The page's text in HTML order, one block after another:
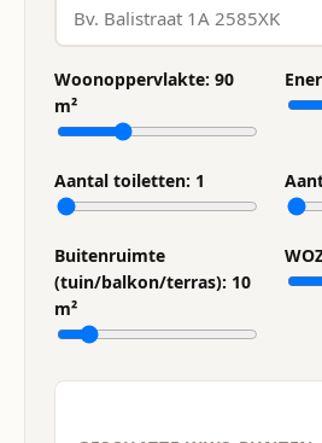
Woonoppervlakte: 90
m²
Aantal toiletten: 1
Buitenruimte
(tuin/balkon/terras): 10
m²